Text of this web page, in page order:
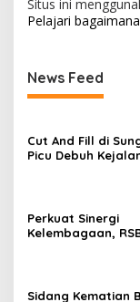
Situs ini
Pelajari
News Feed
Cut And Fill di
Picu Debuh
Perkuat Sinergi
Kelembagaan,
Sidang Kematian